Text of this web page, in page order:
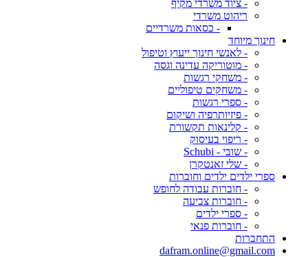
- ציוד משרדי מקיף
ריהוט משרדי
- כסאות משרדיים
חינוך מיוחד
- לאנשי חינוך ייעוץ וטיפול
- מוטוריקה עדינה וגסה
- משחקי רגשות
- משחקים טיפוליים
- ספרי רגשות
- פיזיותרפיה ושיקום
- קלינאות תקשורת
- ריפוי בעיסוק
- שובי - Schubi
- שלי זאנטקרן
ספרי ילדים ילדים וחוברות
- חוברות עבודה לחופש
- חוברות צביעה
- ספרי ילדים
- חוברות פנאי
התחברות
dafram.online@gmail.com